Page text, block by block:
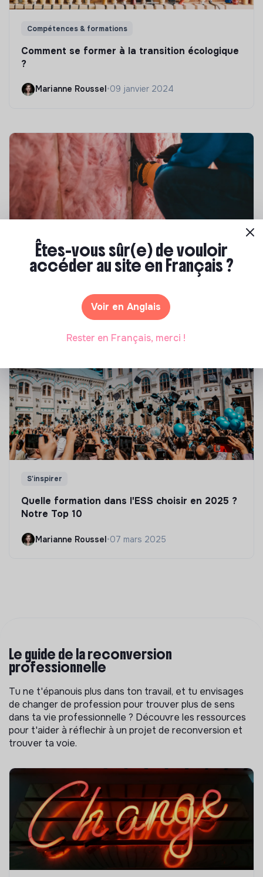
Compétences & formations
Comment se former à la transition écologique
?
Marianne Roussel •09 janvier 2024
Compétences & formations
Top 8 des formations en rénovation
Marianne Roussel 21 janvier 2025
S'inspirer
Quelle formation dans l'ESS choisir en 2025 ?
Notre Top 10
Marianne Roussel•07 mars 2025
Le guide de la reconversion
professionnelle
Tu ne t'épanouis plus dans ton travail, et tu envisages
de changer de profession pour trouver plus de sens
dans ta vie professionnelle ? Découvre les ressources
pour t'aider à réflechir à un projet de reconversion et
trouver ta voie.
Êtes-vous sûr(e) de vouloir
accéder au site en Français ?
Voir en Anglais
Rester en Français, merci !